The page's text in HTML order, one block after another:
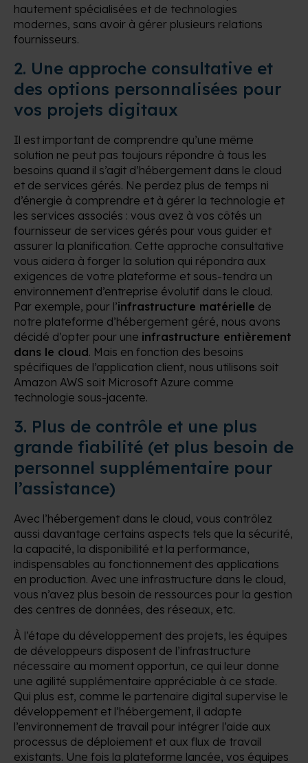
hautement spécialisées et de technologies
modernes, sans avoir à gérer plusieurs relations
fournisseurs.
2. Une approche consultative et
des options personnalisées pour
vos projets digitaux
Il est important de comprendre qu’une même
solution ne peut pas toujours répondre à tous les
besoins quand il s’agit d’hébergement dans le cloud
et de services gérés. Ne perdez plus de temps ni
d’énergie à comprendre et à gérer la technologie et
les services associés : vous avez à vos côtés un
fournisseur de services gérés pour vous guider et
assurer la planification. Cette approche consultative
vous aidera à forger la solution qui répondra aux
exigences de votre plateforme et sous-tendra un
environnement d’entreprise évolutif dans le cloud.
Par exemple, pour l’infrastructure matérielle de
notre plateforme d’hébergement géré, nous avons
décidé d’opter pour une infrastructure entièrement
dans le cloud. Mais en fonction des besoins
spécifiques de l’application client, nous utilisons soit
Amazon AWS soit Microsoft Azure comme
technologie sous-jacente.
3. Plus de contrôle et une plus
grande fiabilité (et plus besoin de
personnel supplémentaire pour
l’assistance)
Avec l’hébergement dans le cloud, vous contrôlez
aussi davantage certains aspects tels que la sécurité,
la capacité, la disponibilité et la performance,
indispensables au fonctionnement des applications
en production. Avec une infrastructure dans le cloud,
vous n’avez plus besoin de ressources pour la gestion
des centres de données, des réseaux, etc.
À l’étape du développement des projets, les équipes
de développeurs disposent de l’infrastructure
nécessaire au moment opportun, ce qui leur donne
une agilité supplémentaire appréciable à ce stade.
Qui plus est, comme le partenaire digital supervise le
développement et l’hébergement, il adapte
l’environnement de travail pour intégrer l’aide aux
processus de déploiement et aux flux de travail
existants. Une fois la plateforme lancée, vos équipes